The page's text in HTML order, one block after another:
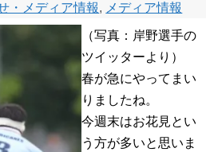
・メディア情報, メディア情報
（写真：岸野選手の
ツイッターより）
春が急にやってまい
りましたね。
今週末はお花見とい
う方が多いと思いま